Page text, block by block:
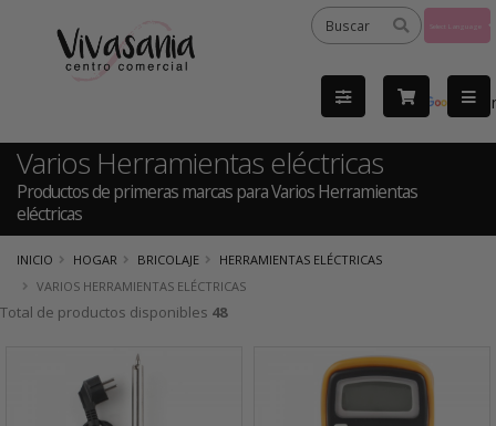
by
Varios Herramientas eléctricas
Productos de primeras marcas para Varios Herramientas
eléctricas
INICIO HOGAR BRICOLAJE
HERRAMIENTAS ELÉCTRICAS
VARIOS HERRAMIENTAS ELÉCTRICAS
Total de productos disponibles 48